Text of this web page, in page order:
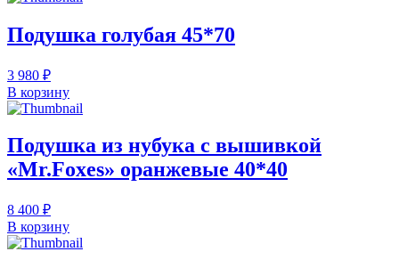
Подушка голубая 45*70
3 980 ₽
В корзину
Подушка из нубука с вышивкой
«Mr.Foxes» оранжевые 40*40
8 400 ₽
В корзину